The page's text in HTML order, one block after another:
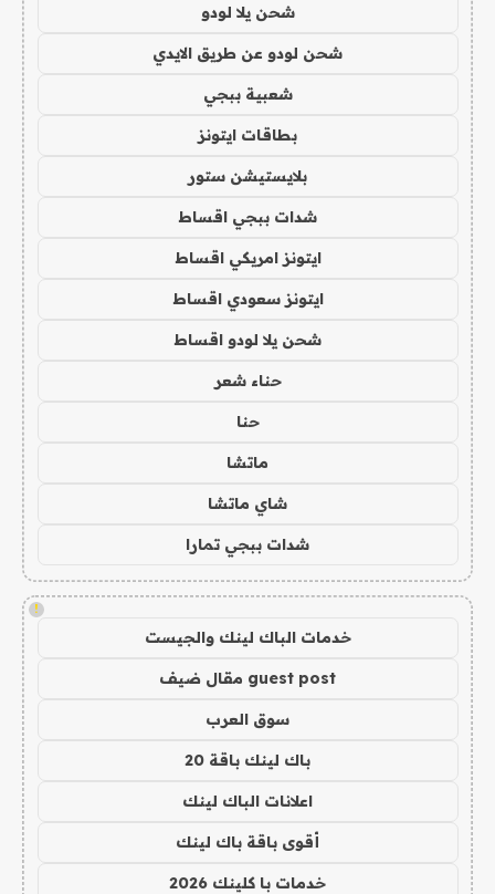
شحن يلا لودو
شحن لودو عن طريق الايدي
شعبية ببجي
بطاقات ايتونز
بلايستيشن ستور
شدات ببجي اقساط
ايتونز امريكي اقساط
ايتونز سعودي اقساط
شحن يلا لودو اقساط
حناء شعر
حنا
ماتشا
شاي ماتشا
شدات ببجي تمارا
!
خدمات الباك لينك والجيست
guest post مقال ضيف
سوق العرب
باك لينك باقة 20
اعلانات الباك لينك
أقوى باقة باك لينك
خدمات با كلينك 2026